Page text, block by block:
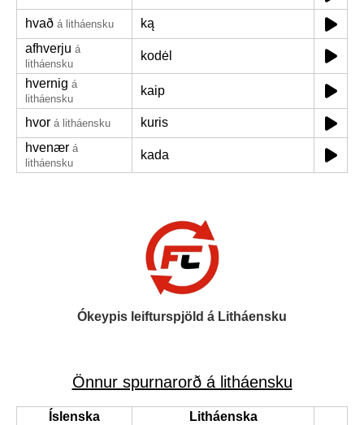
hvað á litháensku
ką
afhverju á
litháensku
kodėl
hvernig á
litháensku
kaip
hvor á litháensku
kuris
hvenær á
litháensku
kada
Ókeypis leifturspjöld á Litháensku
Önnur spurnarorð á litháensku
Íslenska
Litháenska